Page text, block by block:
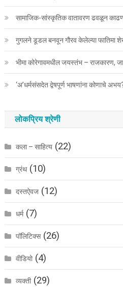
सामाजिक-सांस्कृतिक वातावरण ढवळून
गुगलने डूडल बनवून गौरव केलेल्या फातिमा
भीमा कोरेगावमधील जयस्तंभ – राजकारण,
‘अ’धर्मसंसदेत द्वेषपूर्ण भाषणांना कोणाचे
लोकप्रिय श्रेणी
कला – साहित्य(22)
ग्रंथ(10)
दस्तऐवज(12)
धर्म(7)
पॉलिटिक्स(26)
वीडियो(4)
व्यक्ती(29)